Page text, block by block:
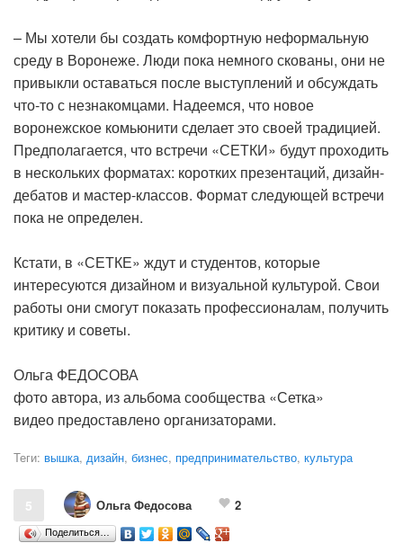
– Мы хотели бы создать комфортную неформальную
среду в Воронеже. Люди пока немного скованы, они не
привыкли оставаться после выступлений и обсуждать
что-то с незнакомцами. Надеемся, что новое
воронежское комьюнити сделает это своей традицией.
Предполагается, что встречи «СЕТКИ» будут проходить
в нескольких форматах: коротких презентаций, дизайн-
дебатов и мастер-классов. Формат следующей встречи
пока не определен.
Кстати, в «СЕТКЕ» ждут и студентов, которые
интересуются дизайном и визуальной культурой. Свои
работы они смогут показать профессионалам, получить
критику и советы.
Ольга ФЕДОСОВА
фото автора, из альбома сообщества «Сетка»
видео предоставлено организаторами.
Теги: вышка, дизайн, бизнес, предпринимательство, культура
5 Ольга Федосова 2
Поделиться…